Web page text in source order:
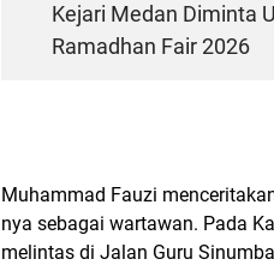
Kejari Medan Diminta
Ramadhan Fair 2026
Muhammad Fauzi
nya sebagai wartawan. Pada
melintas di Jalan Guru